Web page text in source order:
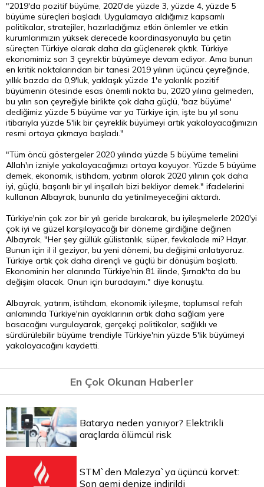
"2019'da pozitif büyüme, 2020'de yüzde 3, yüzde 4, yüzde 5
büyüme süreçleri başladı. Uygulamaya aldığımız kapsamlı
politikalar, stratejiler, hazırladığımız etkin önlemler ve etkin
kurumlarımızın yüksek derecede koordinasyonuyla bu çetin
süreçten Türkiye olarak daha da güçlenerek çıktık. Türkiye
ekonomimiz son 3 çeyrektir büyümeye devam ediyor. Ama bunun
en kritik noktalarından bir tanesi 2019 yılının üçüncü çeyreğinde,
yıllık bazda da 0,9'luk, yaklaşık yüzde 1'e yakınlık pozitif
büyümenin ötesinde esas önemli nokta bu, 2020 yılına gelmeden,
bu yılın son çeyreğiyle birlikte çok daha güçlü, 'baz büyüme'
dediğimiz yüzde 5 büyüme var ya Türkiye için, işte bu yıl sonu
itibarıyla yüzde 5'lik bir çeyreklik büyümeyi artık yakalayacağımızın
resmi ortaya çıkmaya başladı."
"Tüm öncü göstergeler 2020 yılında yüzde 5 büyüme temelini
Allah'ın izniyle yakalayacağımızı ortaya koyuyor. Yüzde 5 büyüme
demek, ekonomik, istihdam, yatırım olarak 2020 yılının çok daha
iyi, güçlü, başarılı bir yıl inşallah bizi bekliyor demek." ifadelerini
kullanan Albayrak, bununla da yetinilmeyeceğini aktardı.
Türkiye'nin çok zor bir yılı geride bırakarak, bu iyileşmelerle 2020'yi
çok iyi ve güzel karşılayacağı bir döneme girdiğine değinen
Albayrak, "Her şey güllük gülistanlık, süper, fevkalade mi? Hayır.
Bunun için il il geziyor, bu yeni dönemi, bu değişimi anlatıyoruz.
Türkiye artık çok daha dirençli ve güçlü bir dönüşüm başlattı.
Ekonominin her alanında Türkiye'nin 81 ilinde, Şırnak'ta da bu
değişim olacak. Onun için buradayım." diye konuştu.
Albayrak, yatırım, istihdam, ekonomik iyileşme, toplumsal refah
anlamında Türkiye'nin ayaklarının artık daha sağlam yere
basacağını vurgulayarak, gerçekçi politikalar, sağlıklı ve
sürdürülebilir büyüme trendiyle Türkiye'nin yüzde 5'lik büyümeyi
yakalayacağını kaydetti.
En Çok Okunan Haberler
Batarya neden yanıyor? Elektrikli
araçlarda ölümcül risk
STM`den Malezya`ya üçüncü korvet:
Son gemi denize indirildi